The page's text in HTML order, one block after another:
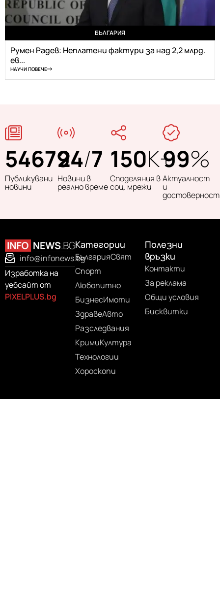
БЪЛГАРИЯ
Румен Радев: Неплатени фактури за над 2,2 млрд.
ев...
НАУЧИ ПОВЕЧЕ
54679
Публикувани
новини
24/7
Новини в
реално време
150K+
Споделяния в
соц. мрежи
99%
Актуалност
и
достоверност
info@infonews.bg
Изработка на
уебсайт от
PIXELPLUS.bg
Категории
БългарияСвят
Спорт
Любопитно
БизнесИмоти
ЗдравеАвто
Разследвания
КримиКултура
Технологии
Хороскопи
Полезни
връзки
Контакти
За реклама
Общи условия
Бисквитки